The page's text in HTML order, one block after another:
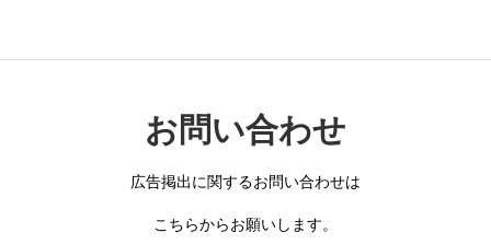
お問い合わせ
広告掲出に関するお問い合わせは
こちらからお願いします。